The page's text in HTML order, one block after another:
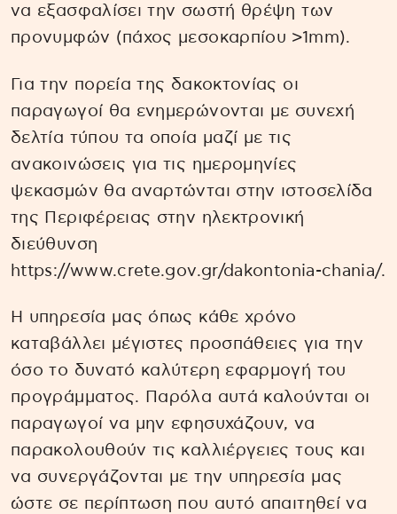
να εξασφαλίσει την σωστή θρέψη των
προνυμφών (πάχος μεσοκαρπίου >1mm).
Για την πορεία της δακοκτονίας οι
παραγωγοί θα ενημερώνονται με συνεχή
δελτία τύπου τα οποία μαζί με τις
ανακοινώσεις για τις ημερομηνίες
ψεκασμών θα αναρτώνται στην ιστοσελίδα
της Περιφέρειας στην ηλεκτρονική
διεύθυνση
https://www.crete.gov.gr/dakontonia-chania/.
Η υπηρεσία μας όπως κάθε χρόνο
καταβάλλει μέγιστες προσπάθειες για την
όσο το δυνατό καλύτερη εφαρμογή του
προγράμματος. Παρόλα αυτά καλούνται οι
παραγωγοί να μην εφησυχάζουν, να
παρακολουθούν τις καλλιέργειες τους και
να συνεργάζονται με την υπηρεσία μας
ώστε σε περίπτωση που αυτό απαιτηθεί να